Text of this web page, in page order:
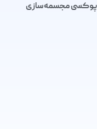
مجسمه‌سازی